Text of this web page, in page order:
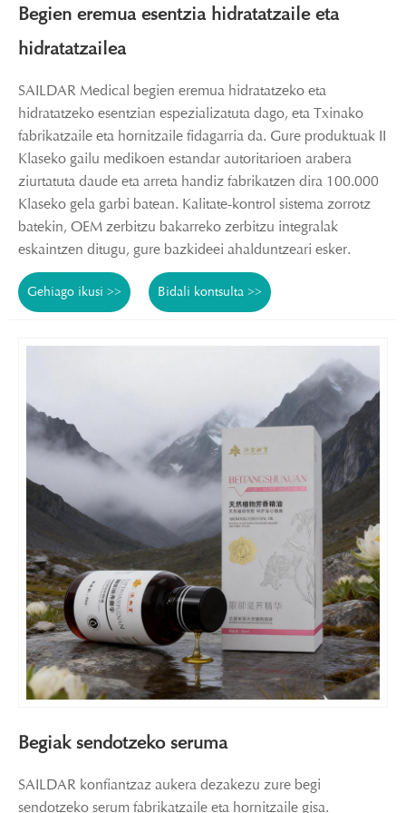
Begien eremua esentzia hidratatzaile eta
hidratatzailea
SAILDAR Medical begien eremua hidratatzeko eta
hidratatzeko esentzian espezializatuta dago, eta Txinako
fabrikatzaile eta hornitzaile fidagarria da. Gure produktuak II
Klaseko gailu medikoen estandar autoritarioen arabera
ziurtatuta daude eta arreta handiz fabrikatzen dira 100.000
Klaseko gela garbi batean. Kalitate-kontrol sistema zorrotz
batekin, OEM zerbitzu bakarreko zerbitzu integralak
eskaintzen ditugu, gure bazkideei ahalduntzeari esker.
Gehiago ikusi >> Bidali kontsulta >>
Begiak sendotzeko seruma
SAILDAR konfiantzaz aukera dezakezu zure begi
sendotzeko serum fabrikatzaile eta hornitzaile gisa.